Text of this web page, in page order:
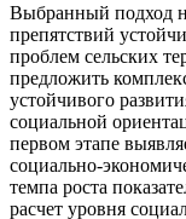
Выбранный подход
препятствий
проблем сельских
предложить
устойчивого
социальной
первом этапе
социально-
темпа роста
расчет уровня